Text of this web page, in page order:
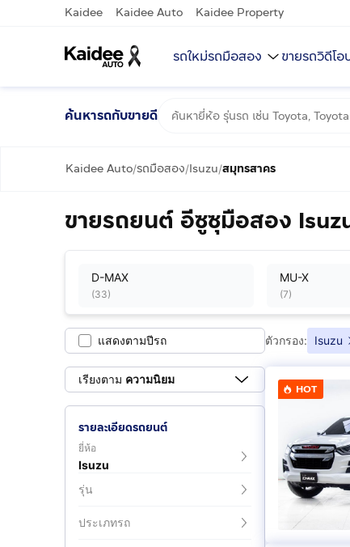
Kaidee Kaidee Auto Kaidee Property
รถใหม่รถมือสอง ขายรถวิดีโอ
ค้นหารถกับขายดี
Kaidee Auto/รถมือสอง/Isuzu/สมุทรสาคร
ขายรถยนต์ อีซูซุมือสอง
D-MAX
(33)
MU-X
(7)
แสดงตามปีรถ
เรียงตาม ความนิยม
รายละเอียดรถยนต์
ยี่ห้อ
Isuzu
รุ่น
ประเภทรถ
ตัวกรอง: Isuzu
HOT